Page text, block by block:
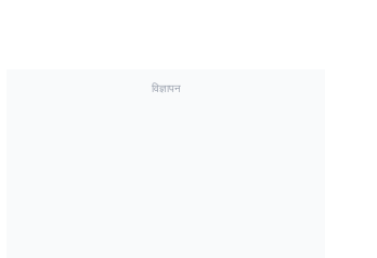
विज्ञापन